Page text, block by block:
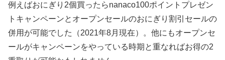
例えばおにぎり2個買ったらnanaco100ポイントプレゼン
トキャンペーンとオープンセールのおにぎり割引セールの
併用が可能でした（2021年8月現在）。他にもオープンセ
ールがキャンペーンをやっている時期と重なればお得の2